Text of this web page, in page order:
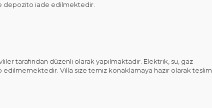
depozito iade edilmektedir.
tarafından düzenli olarak yapılmaktadır. Elektrik, su, gaz
Villa size temiz konaklamaya hazır olarak teslim